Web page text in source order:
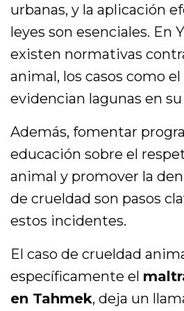
urbanas, y la aplicación
leyes son esenciales. En
existen normativas
animal, los casos como
evidencian lagunas en
Además, fomentar
educación sobre el
animal y promover la
de crueldad son pasos
estos incidentes.
El caso de crueldad
específicamente el
en Tahmek, deja un